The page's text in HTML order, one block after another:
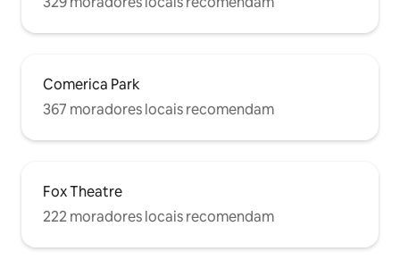
Comerica Park
367 moradores locais recomendam
Fox Theatre
222 moradores locais recomendam